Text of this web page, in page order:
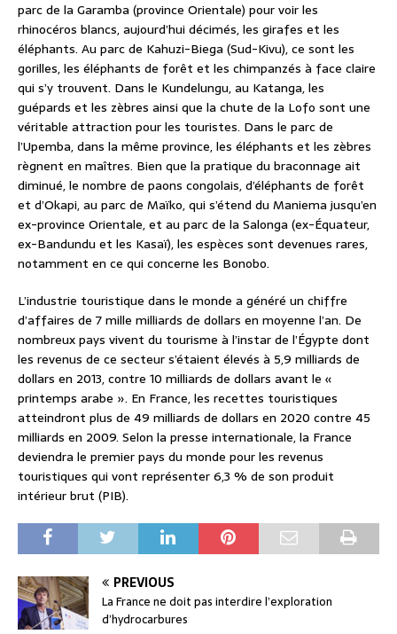
parc de la Garamba (province Orientale) pour voir les
rhinocéros blancs, aujourd’hui décimés, les girafes et les
éléphants. Au parc de Kahuzi-Biega (Sud-Kivu), ce sont les
gorilles, les éléphants de forêt et les chimpanzés à face claire
qui s’y trouvent. Dans le Kundelungu, au Katanga, les
guépards et les zèbres ainsi que la chute de la Lofo sont une
véritable attraction pour les touristes. Dans le parc de
l’Upemba, dans la même province, les éléphants et les zèbres
règnent en maîtres. Bien que la pratique du braconnage ait
diminué, le nombre de paons congolais, d’éléphants de forêt
et d’Okapi, au parc de Maïko, qui s’étend du Maniema jusqu’en
ex-province Orientale, et au parc de la Salonga (ex-Équateur,
ex-Bandundu et les Kasaï), les espèces sont devenues rares,
notamment en ce qui concerne les Bonobo.
L’industrie touristique dans le monde a généré un chiffre
d’affaires de 7 mille milliards de dollars en moyenne l’an. De
nombreux pays vivent du tourisme à l’instar de l’Égypte dont
les revenus de ce secteur s’étaient élevés à 5,9 milliards de
dollars en 2013, contre 10 milliards de dollars avant le «
printemps arabe ». En France, les recettes touristiques
atteindront plus de 49 milliards de dollars en 2020 contre 45
milliards en 2009. Selon la presse internationale, la France
deviendra le premier pays du monde pour les revenus
touristiques qui vont représenter 6,3 % de son produit
intérieur brut (PIB).
PREVIOUS
La France ne doit pas interdire l’exploration
d’hydrocarbures